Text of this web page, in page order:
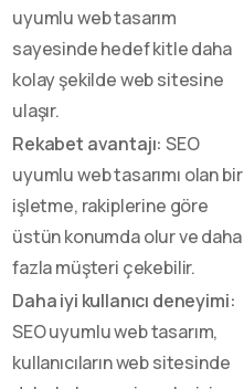
uyumlu web tasarım
sayesinde hedef kitle daha
kolay şekilde web sitesine
ulaşır.
Rekabet avantajı: SEO
uyumlu web tasarımı olan bir
işletme, rakiplerine göre
üstün konumda olur ve daha
fazla müşteri çekebilir.
Daha iyi kullanıcı deneyimi:
SEO uyumlu web tasarım,
kullanıcıların web sitesinde